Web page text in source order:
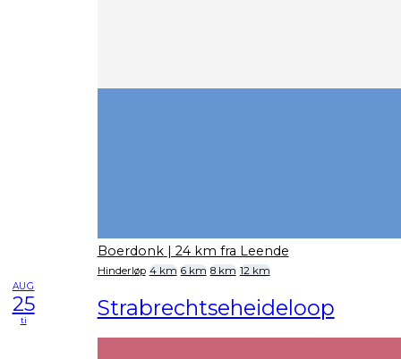
Boerdonk | 24 km fra Leende
Hinderløp 4 km 6 km 8 km 12 km
AUG
25
ti Strabrechtseheideloop